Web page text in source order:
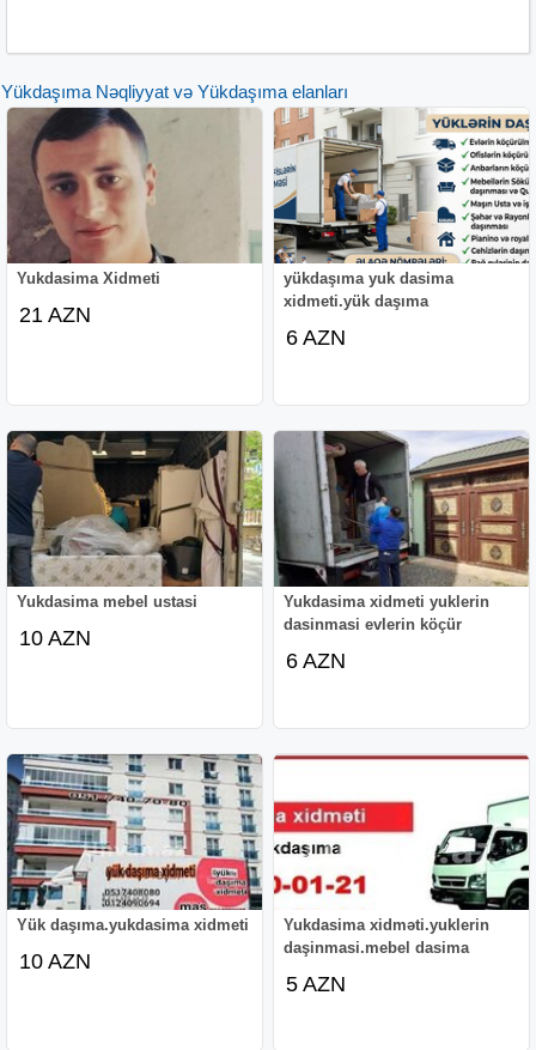
Yükdaşıma Nəqliyyat və Yükdaşıma elanları
Yukdasima Xidmeti
21 AZN
yükdaşıma yuk dasima
xidmeti.yük daşıma
6 AZN
Yukdasima mebel ustasi
10 AZN
Yukdasima xidmeti yuklerin
dasinmasi evlerin köçür
6 AZN
Yük daşıma.yukdasima xidmeti
10 AZN
Yukdasima xidməti.yuklerin
daşinmasi.mebel dasima
5 AZN